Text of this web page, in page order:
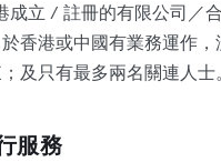
成立 / 註冊的有限公司／
香港或中國有業務運作
及只有最多兩名關連人士。
服務